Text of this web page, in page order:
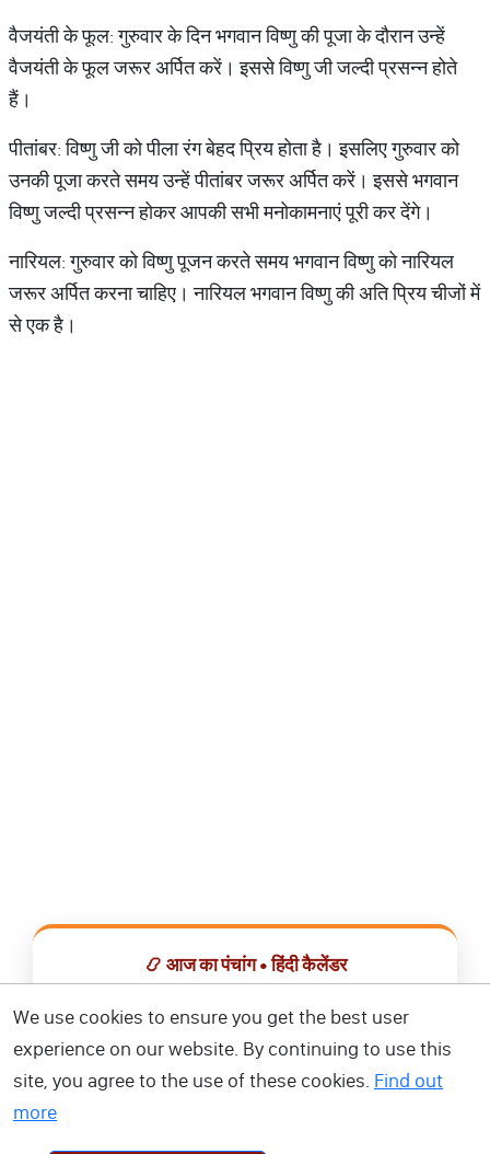
वैजयंती के फूल: गुरुवार के दिन भगवान विष्णु की पूजा के दौरान उन्हें
वैजयंती के फूल जरूर अर्पित करें। इससे विष्णु जी जल्दी प्रसन्न होते
हैं।
पीतांबर: विष्णु जी को पीला रंग बेहद प्रिय होता है। इसलिए गुरुवार को
उनकी पूजा करते समय उन्हें पीतांबर जरूर अर्पित करें। इससे भगवान
विष्णु जल्दी प्रसन्न होकर आपकी सभी मनोकामनाएं पूरी कर देंगे।
नारियल: गुरुवार को विष्णु पूजन करते समय भगवान विष्णु को नारियल
जरूर अर्पित करना चाहिए। नारियल भगवान विष्णु की अति प्रिय चीजों में
से एक है।
📿 आज का पंचांग • हिंदी कैलेंडर
📅 हिंदी कैलेंडर ऐप डाउनलोड करें
We use cookies to ensure you get the best user
experience on our website. By continuing to use this
site, you agree to the use of these cookies. Find out
more